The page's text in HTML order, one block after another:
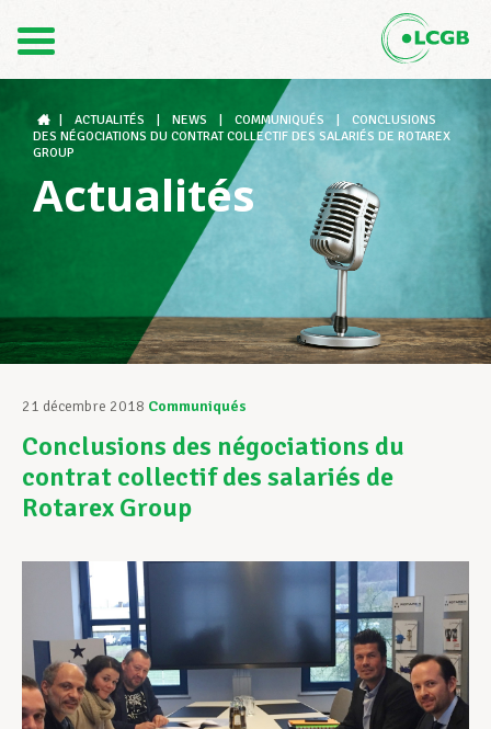
DE
Le LCGB
Structures syndicales
Assistance au Travail
Vos droits
Développement professionnel
Devenir Membre
ACTUALITÉS NEWS COMMUNIQUÉS
CONCLUSIONS
DES NÉGOCIATIONS DU CONTRAT COLLECTIF DES SALARIÉS DE ROTAREX
GROUP
Actualités
21 décembre 2018 Communiqués
Conclusions des négociations du
contrat collectif des salariés de
Rotarex Group